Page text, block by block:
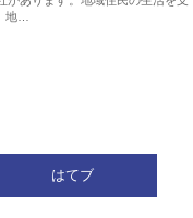
地…
はてブ